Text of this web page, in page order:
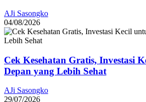
AJi Sasongko
04/08/2026
Cek Kesehatan Gratis, Investasi
Depan yang Lebih Sehat
AJi Sasongko
29/07/2026